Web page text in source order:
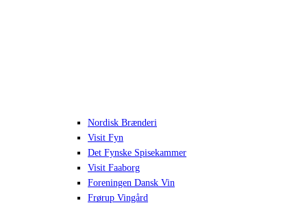
Nordisk Brænderi
Visit Fyn
Det Fynske Spisekammer
Visit Faaborg
Foreningen Dansk Vin
Frørup Vingård